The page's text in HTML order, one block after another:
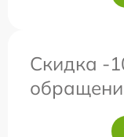
Скидка -